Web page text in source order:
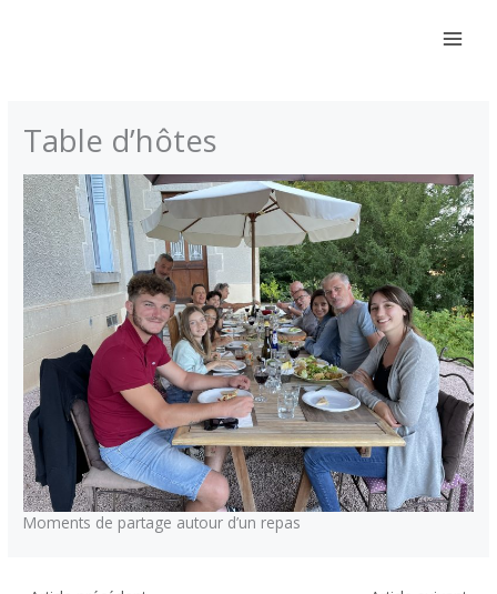
Table d’hôtes
Moments de partage autour d’un repas